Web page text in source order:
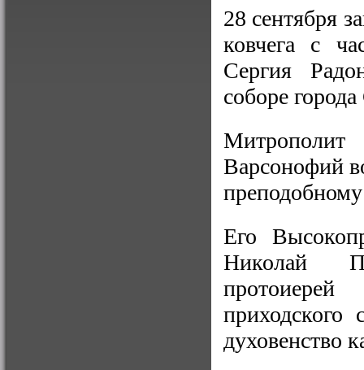
28 сентября
ковчега с
Сергия
соборе
Митрополит
Варсонофий
Его
Николай
приходского
духовенство